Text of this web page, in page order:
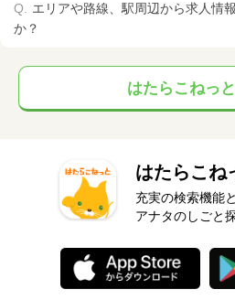
エリアや路線、駅周辺から求人情
か？
はたらこねっ
はたらこね
充実の検索機能
アナタのしごと